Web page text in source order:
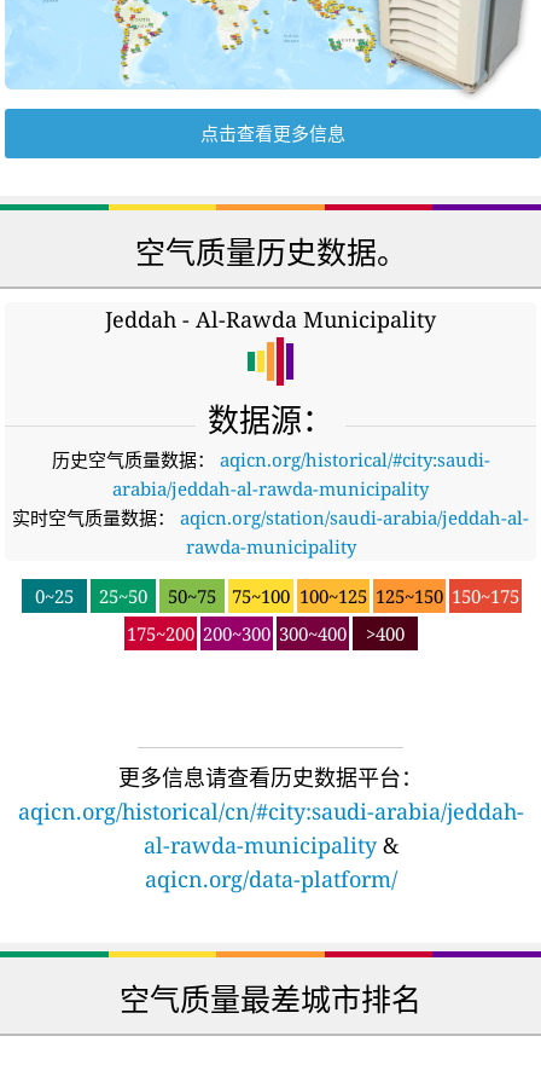
点击查看更多信息
空气质量历史数据。
糟糕...抱歉，出了点问题
抱歉，加载历史数据时发生错误
Jeddah - Al-Rawda Municipality
更多信息请查看历史数据平台：
aqicn.org/historical/cn/#city:saudi-arabia/jeddah-
al-rawda-municipality
aqicn.org/data-platform/
下载 及时更新 空气质量指数 插件
iPhone & iPad Android